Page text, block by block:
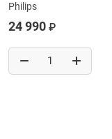
Philips
24 990 ₽